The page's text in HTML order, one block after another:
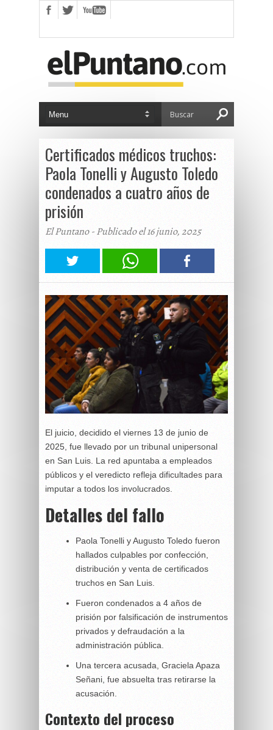
Certificados médicos truchos:
Paola Tonelli y Augusto Toledo
condenados a cuatro años de
prisión
El Puntano - Publicado el 16 junio, 2025
El juicio, decidido el viernes 13 de junio de
2025, fue llevado por un tribunal unipersonal
en San Luis. La red apuntaba a empleados
públicos y el veredicto refleja dificultades para
imputar a todos los involucrados.
Detalles del fallo
Paola Tonelli y Augusto Toledo fueron
hallados culpables por confección,
distribución y venta de certificados
truchos en San Luis.
Fueron condenados a 4 años de
prisión por falsificación de instrumentos
privados y defraudación a la
administración pública.
Una tercera acusada, Graciela Apaza
Señani, fue absuelta tras retirarse la
acusación.
Contexto del proceso